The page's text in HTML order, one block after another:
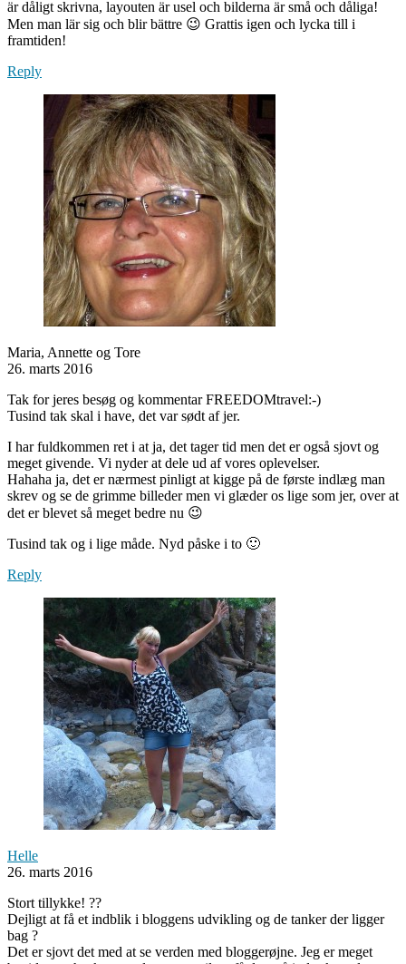
är dåligt skrivna, layouten är usel och bilderna är små och dåliga!
Men man lär sig och blir bättre 😉 Grattis igen och lycka till i
framtiden!
Reply
Maria, Annette og Tore
26. marts 2016
Tak for jeres besøg og kommentar FREEDOMtravel:-)
Tusind tak skal i have, det var sødt af jer.
I har fuldkommen ret i at ja, det tager tid men det er også sjovt og
meget givende. Vi nyder at dele ud af vores oplevelser.
Hahaha ja, det er nærmest pinligt at kigge på de første indlæg man
skrev og se de grimme billeder men vi glæder os lige som jer, over at
det er blevet så meget bedre nu 😉
Tusind tak og i lige måde. Nyd påske i to 🙂
Reply
Helle
26. marts 2016
Stort tillykke! ??
Dejligt at få et indblik i bloggens udvikling og de tanker der ligger
bag ?
Det er sjovt det med at se verden med bloggerøjne. Jeg er meget